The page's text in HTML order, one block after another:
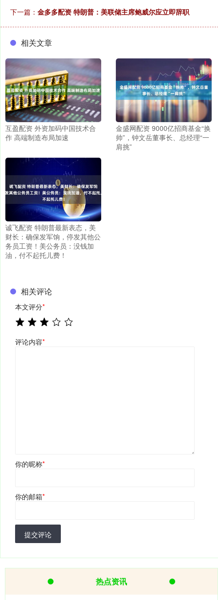
下一篇： 金多多配资 特朗普：美联储主席鲍威尔应立即辞职
相关文章
互盈配资 外资加码中国技术合
作 高端制造布局加速
金盛网配资 9000亿招商基金“换
帅”，钟文岳董事长、总经理“一
肩挑”
诚飞配资 特朗普最新表态，美
财长：确保发军饷，停发其他公
务员工资！美公务员：没钱加
油，付不起托儿费！
相关评论
本文评分*
评论内容*
你的昵称*
你的邮箱*
提交评论
热点资讯